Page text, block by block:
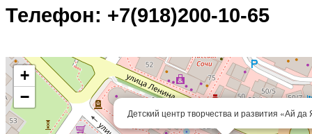
Телефон: +7(918)200-10-65
Детский центр творчества и развития «Ай да
+
−